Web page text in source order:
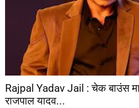
Rajpal Yadav Jail : चेक बाउंस
राजपाल यादव...